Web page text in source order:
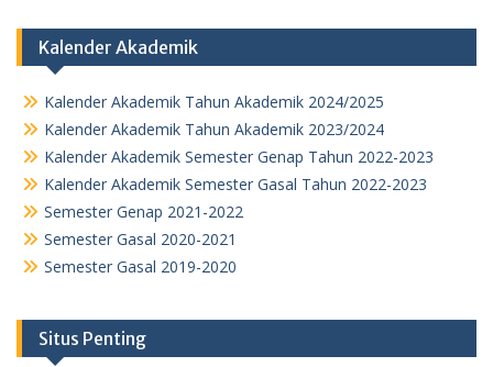
Kalender Akademik
Kalender Akademik Tahun Akademik 2024/2025
Kalender Akademik Tahun Akademik 2023/2024
Kalender Akademik Semester Genap Tahun 2022-2023
Kalender Akademik Semester Gasal Tahun 2022-2023
Semester Genap 2021-2022
Semester Gasal 2020-2021
Semester Gasal 2019-2020
Situs Penting